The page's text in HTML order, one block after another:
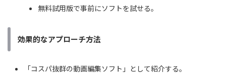
無料試用版で事前にソフトを試せる。
効果的なアプローチ方法
「コスパ抜群の動画編集ソフト」として紹介する。